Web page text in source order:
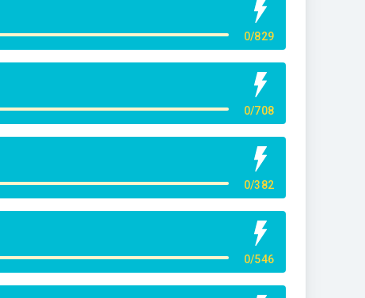
0/829
0/708
0/382
0/546